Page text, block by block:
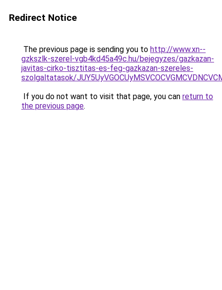
Redirect Notice
The previous page is sending you to http://www.xn--
gzkszlk-szerel-vgb4kd45a49c.hu/bejegyzes/gazkazan-
javitas-cirko-tisztitas-es-feg-gazkazan-szereles-
szolgaltatasok/
If you do not want to visit that page, you can return to
the previous page.